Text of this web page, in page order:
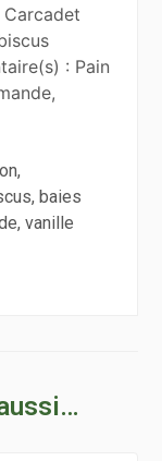
Carcadet
: Pain
baies
vanille